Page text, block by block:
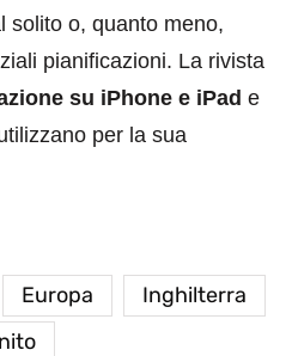
solito o, quanto meno,
pianificazioni. La rivista
su iPhone e iPad e
per la sua
Europa
Inghilterra